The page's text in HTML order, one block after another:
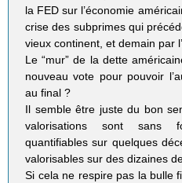
la FED sur l’économie
crise des subprimes qui
vieux continent, et demain par
Le “mur” de la dette
nouveau vote pour pouvoir
au final ?
Il semble être juste du bon
valorisations sont sans
quantifiables sur quelques
valorisables sur des dizaines
Si cela ne respire pas la bulle